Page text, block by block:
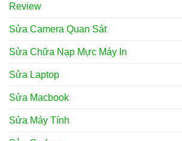
Review
Sửa Camera Quan Sát
Sửa Chữa Nạp Mực Máy In
Sửa Laptop
Sửa Macbook
Sửa Máy Tính